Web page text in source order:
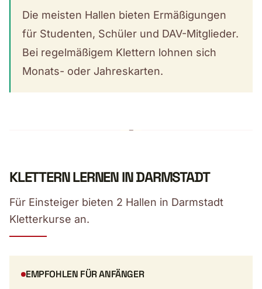
Die meisten Hallen bieten Ermäßigungen
für Studenten, Schüler und DAV-Mitglieder.
Bei regelmäßigem Klettern lohnen sich
Monats- oder Jahreskarten.
KLETTERN LERNEN IN DARMSTADT
Für Einsteiger bieten 2 Hallen in Darmstadt
Kletterkurse an.
EMPFOHLEN FÜR ANFÄNGER